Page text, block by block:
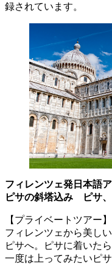
録されています。
フィレンツェ発日本語
ピサの斜塔込み ピサ
【プライベートツアー】
フィレンツェから美し
ピサへ。ピサに着いた
一度は上ってみたいピ